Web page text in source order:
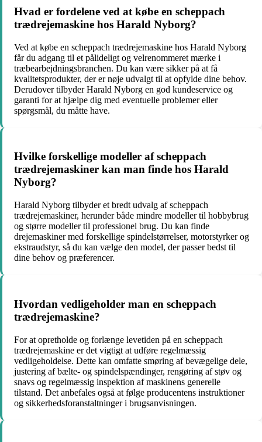
Hvad er fordelene ved at købe en scheppach
trædrejemaskine hos Harald Nyborg?
Ved at købe en scheppach trædrejemaskine hos Harald Nyborg
får du adgang til et pålideligt og velrenommeret mærke i
træbearbejdningsbranchen. Du kan være sikker på at få
kvalitetsprodukter, der er nøje udvalgt til at opfylde dine behov.
Derudover tilbyder Harald Nyborg en god kundeservice og
garanti for at hjælpe dig med eventuelle problemer eller
spørgsmål, du måtte have.
Hvilke forskellige modeller af scheppach
trædrejemaskiner kan man finde hos Harald
Nyborg?
Harald Nyborg tilbyder et bredt udvalg af scheppach
trædrejemaskiner, herunder både mindre modeller til hobbybrug
og større modeller til professionel brug. Du kan finde
drejemaskiner med forskellige spindelstørrelser, motorstyrker og
ekstraudstyr, så du kan vælge den model, der passer bedst til
dine behov og præferencer.
Hvordan vedligeholder man en scheppach
trædrejemaskine?
For at opretholde og forlænge levetiden på en scheppach
trædrejemaskine er det vigtigt at udføre regelmæssig
vedligeholdelse. Dette kan omfatte smøring af bevægelige dele,
justering af bælte- og spindelspændinger, rengøring af støv og
snavs og regelmæssig inspektion af maskinens generelle
tilstand. Det anbefales også at følge producentens instruktioner
og sikkerhedsforanstaltninger i brugsanvisningen.